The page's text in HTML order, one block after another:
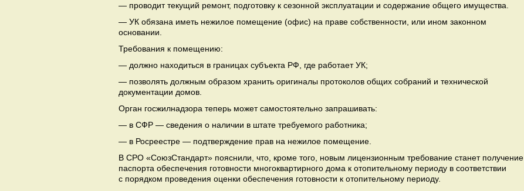
— проводит текущий ремонт, подготовку к сезонной эксплуатации и содержание общего имущества.
— УК обязана иметь нежилое помещение (офис) на праве собственности, или ином законном
основании.
Требования к помещению:
— должно находиться в границах субъекта РФ, где работает УК;
— позволять должным образом хранить оригиналы протоколов общих собраний и технической
документации домов.
Орган госжилнадзора теперь может самостоятельно запрашивать:
— в СФР — сведения о наличии в штате требуемого работника;
— в Росреестре — подтверждение прав на нежилое помещение.
В СРО «СоюзСтандарт» пояснили, что, кроме того, новым лицензионным требование станет получение
паспорта обеспечения готовности многоквартирного дома к отопительному периоду в соответствии
с порядком проведения оценки обеспечения готовности к отопительному периоду.